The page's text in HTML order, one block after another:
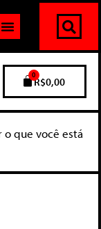
R$0,00
0
o que você está